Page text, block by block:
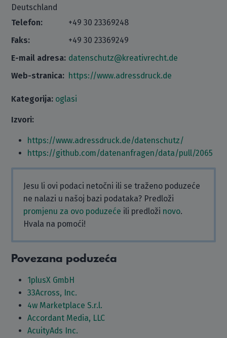
Deutschland
Telefon:
+49 30 23369248
Faks:
+49 30 23369249
E-mail adresa: datenschutz@kreativrecht.de
Web-stranica: https://www.adressdruck.de
Kategorija: oglasi
Izvori:
https://www.adressdruck.de/datenschutz/
https://github.com/datenanfragen/data/pull/2065
Jesu li ovi podaci netočni ili se traženo poduzeće
ne nalazi u našoj bazi podataka? Predloži
promjenu za ovo poduzeće ili predloži novo.
Hvala na pomoći!
Povezana poduzeća
1plusX GmbH
33Across, Inc.
4w Marketplace S.r.l.
Accordant Media, LLC
AcuityAds Inc.